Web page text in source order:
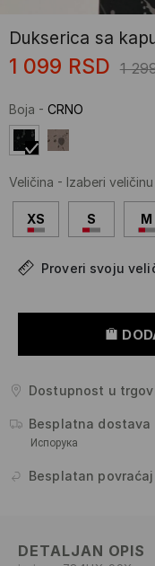
Dukserica sa
1 099 RSD 1
Boja - CRNO
Veličina - Izaberi veličinu
XS S M
Proveri svoju
Dostupnost u
Besplatna dostava
Испорука
Besplatan povraćaj
DETALJAN OPIS